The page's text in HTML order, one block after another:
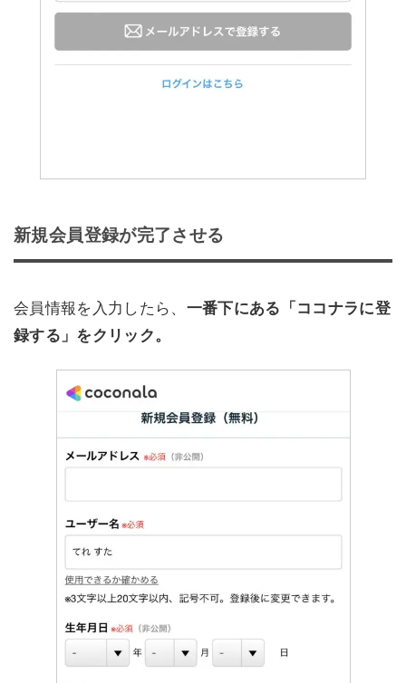
新規会員登録が完了させる
会員情報を入力したら、 一番下にある「ココナラに登
録する」をクリック。